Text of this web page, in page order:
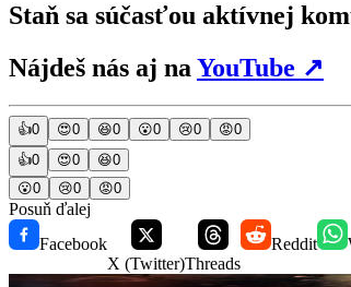
Staň sa súčasťou aktívnej
Nájdeš nás aj naYouTube ↗
👍0 😍0 😆0 😮0 😢0 😡0
👍0 😍0 😆0
😮0 😢0 😡0
Posuň ďalej
Facebook
X (Twitter)Threads
Reddit